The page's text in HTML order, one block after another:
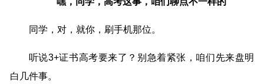
同学，对，就你，刷手机那位。
听说3+证书高考要来了？别急着紧张，咱们先来盘明
白几件事。